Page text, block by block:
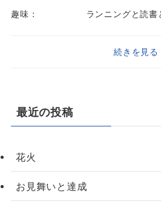
趣味：
ランニングと読書
続きを見る
最近の投稿
花火
お見舞いと達成